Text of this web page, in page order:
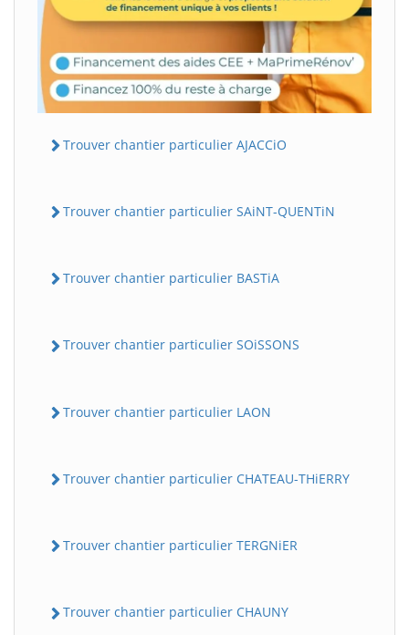
Trouver chantier particulier AJACCiO
Trouver chantier particulier SAiNT-QUENTiN
Trouver chantier particulier BASTiA
Trouver chantier particulier SOiSSONS
Trouver chantier particulier LAON
Trouver chantier particulier CHATEAU-THiERRY
Trouver chantier particulier TERGNiER
Trouver chantier particulier CHAUNY